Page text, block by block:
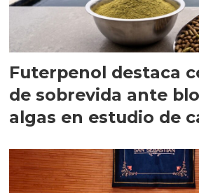
Futerpenol destaca
de sobrevida ante
algas en estudio de